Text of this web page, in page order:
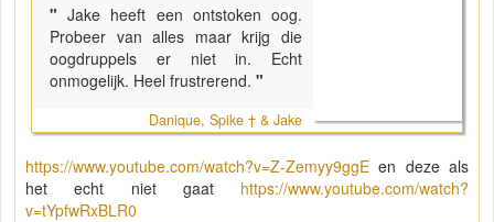
"Jake heeft een ontstoken oog.
Probeer van alles maar krijg die
oogdruppels er niet in. Echt
onmogelijk. Heel frustrerend. "
Danique, Spike † & Jake
https://www.youtube.com/watch?v=Z-Zemyy9ggE en deze als
het echt niet gaat https://www.youtube.com/watch?
v=tYpfwRxBLR0